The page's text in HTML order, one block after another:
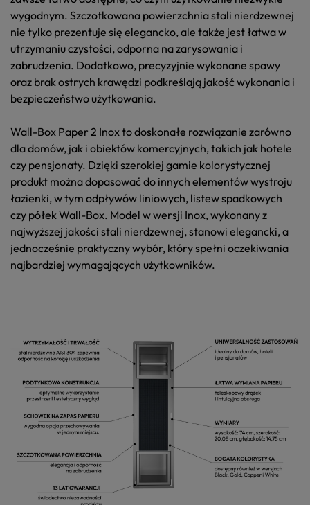
wygodnym. Szczotkowana powierzchnia stali nierdzewnej
nie tylko prezentuje się elegancko, ale także jest łatwa w
utrzymaniu czystości, odporna na zarysowania i
zabrudzenia. Dodatkowo, precyzyjnie wykonane spawy
oraz brak ostrych krawędzi podkreślają jakość wykonania i
bezpieczeństwo użytkowania.
Wall-Box Paper 2 Inox to doskonałe rozwiązanie zarówno
dla domów, jak i obiektów komercyjnych, takich jak hotele
czy pensjonaty. Dzięki szerokiej gamie kolorystycznej
produkt można dopasować do innych elementów wystroju
łazienki, w tym odpływów liniowych, listew spadkowych
czy półek Wall-Box. Model w wersji Inox, wykonany z
najwyższej jakości stali nierdzewnej, stanowi elegancki, a
jednocześnie praktyczny wybór, który spełni oczekiwania
najbardziej wymagających użytkowników.